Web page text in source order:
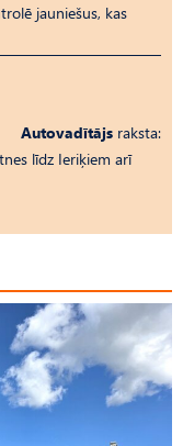
jauniešus, kas
Autovadītājs raksta:
līdz Ieriķiem arī